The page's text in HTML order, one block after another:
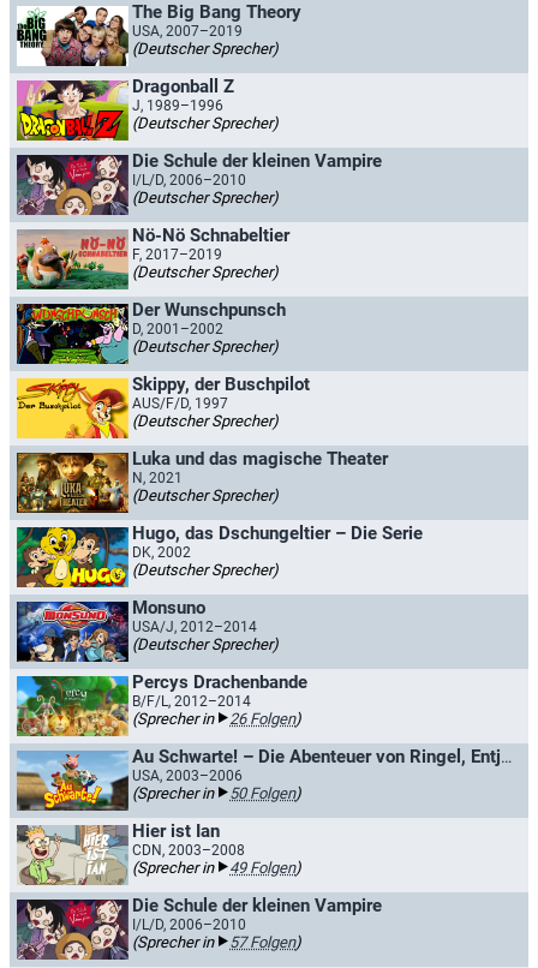
The Big Bang Theory
USA, 2007–2019
(Deutscher Sprecher)
Dragonball Z
J, 1989–1996
(Deutscher Sprecher)
Die Schule der kleinen Vampire
I/L/D, 2006–2010
(Deutscher Sprecher)
Nö-Nö Schnabeltier
F, 2017–2019
(Deutscher Sprecher)
Der Wunschpunsch
D, 2001–2002
(Deutscher Sprecher)
Skippy, der Buschpilot
AUS/F/D, 1997
(Deutscher Sprecher)
Luka und das magische Theater
N, 2021
(Deutscher Sprecher)
Hugo, das Dschungeltier – Die Serie
DK, 2002
(Deutscher Sprecher)
Monsuno
USA/J, 2012–2014
(Deutscher Sprecher)
Percys Drachenbande
B/F/L, 2012–2014
(Sprecher in 26 Folgen)
Au Schwarte! – Die Abenteuer von Ringel, Entje und Hörnchen
USA, 2003–2006
(Sprecher in 50 Folgen)
Hier ist Ian
CDN, 2003–2008
(Sprecher in 49 Folgen)
Die Schule der kleinen Vampire
I/L/D, 2006–2010
(Sprecher in 57 Folgen)